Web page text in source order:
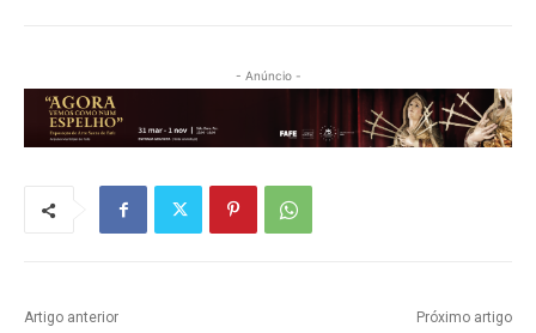
- Anúncio -
Artigo anterior Próximo artigo